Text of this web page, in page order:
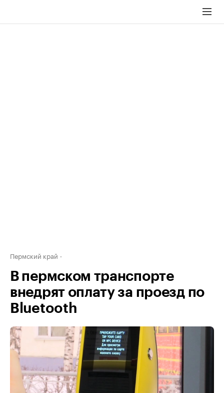
Пермский край
В пермском транспорте
внедрят оплату за проезд по
Bluetooth